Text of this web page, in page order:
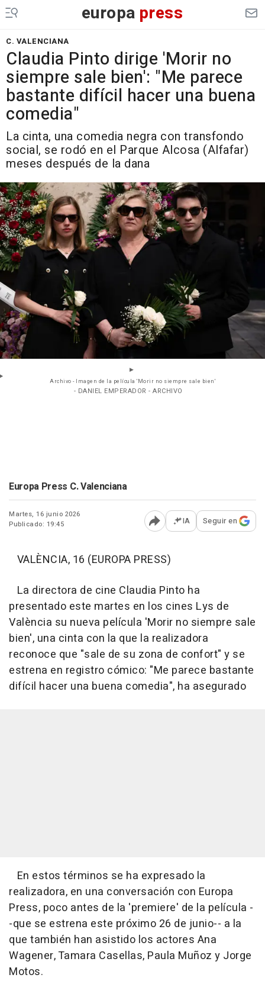
europa press
C. VALENCIANA
Claudia Pinto dirige 'Morir no
siempre sale bien': "Me parece
bastante difícil hacer una buena
comedia"
La cinta, una comedia negra con transfondo
social, se rodó en el Parque Alcosa (Alfafar)
meses después de la dana
Archivo - Imagen de la película 'Morir no siempre sale bien'
- DANIEL EMPERADOR - ARCHIVO
Europa Press C. Valenciana
Martes, 16 junio 2026
Publicado: 19:45
Abrir opciones para
IA Seguir en
VALÈNCIA, 16 (EUROPA PRESS)
La directora de cine Claudia Pinto ha
presentado este martes en los cines Lys de
València su nueva película 'Morir no siempre sale
bien', una cinta con la que la realizadora
reconoce que "sale de su zona de confort" y se
estrena en registro cómico: "Me parece bastante
difícil hacer una buena comedia", ha asegurado
En estos términos se ha expresado la
realizadora, en una conversación con Europa
Press, poco antes de la 'premiere' de la película -
-que se estrena este próximo 26 de junio-- a la
que también han asistido los actores Ana
Wagener, Tamara Casellas, Paula Muñoz y Jorge
Motos.